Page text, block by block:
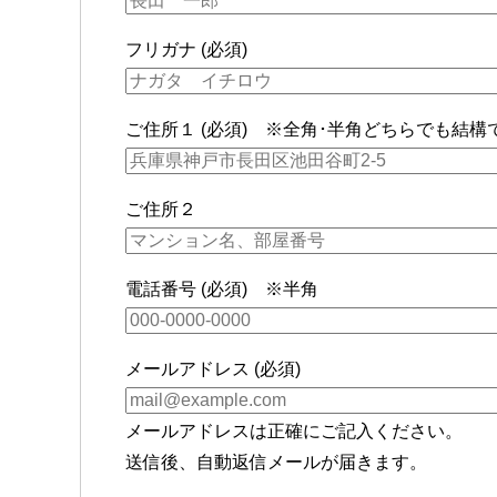
フリガナ (必須)
ご住所１ (必須) ※全角･半角どちらでも結構
ご住所２
電話番号 (必須) ※半角
メールアドレス (必須)
メールアドレスは正確にご記入ください。
送信後、自動返信メールが届きます。